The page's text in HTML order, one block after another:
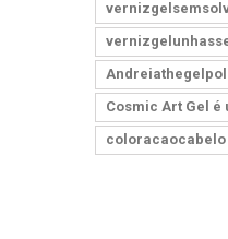
Cosmic Art Gel é
coloracaocabelo